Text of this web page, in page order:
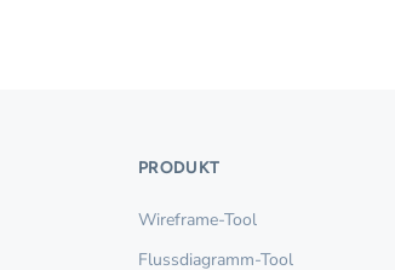
PRODUKT
Wireframe-Tool
Flussdiagramm-Tool